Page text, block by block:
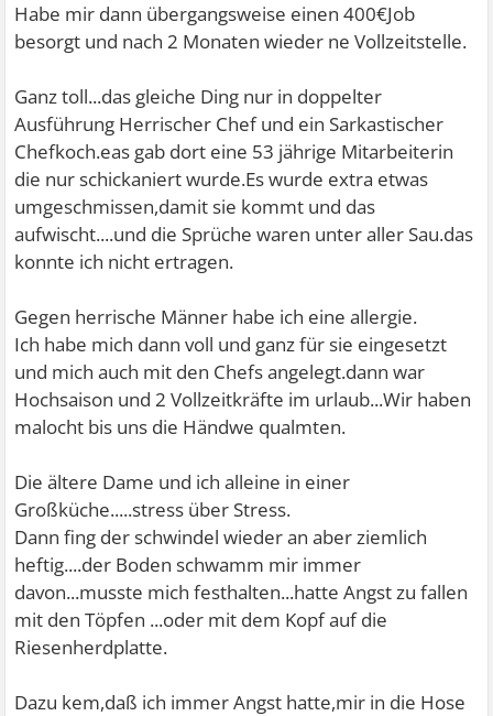
Habe mir dann übergangsweise einen 400€Job
besorgt und nach 2 Monaten wieder ne Vollzeitstelle.
Ganz toll...das gleiche Ding nur in doppelter
Ausführung Herrischer Chef und ein Sarkastischer
Chefkoch.eas gab dort eine 53 jährige Mitarbeiterin
die nur schickaniert wurde.Es wurde extra etwas
umgeschmissen,damit sie kommt und das
aufwischt....und die Sprüche waren unter aller Sau.das
konnte ich nicht ertragen.
Gegen herrische Männer habe ich eine allergie.
Ich habe mich dann voll und ganz für sie eingesetzt
und mich auch mit den Chefs angelegt.dann war
Hochsaison und 2 Vollzeitkräfte im urlaub...Wir haben
malocht bis uns die Händwe qualmten.
Die ältere Dame und ich alleine in einer
Großküche.....stress über Stress.
Dann fing der schwindel wieder an aber ziemlich
heftig....der Boden schwamm mir immer
davon...musste mich festhalten...hatte Angst zu fallen
mit den Töpfen ...oder mit dem Kopf auf die
Riesenherdplatte.
Dazu kem,daß ich immer Angst hatte,mir in die Hose